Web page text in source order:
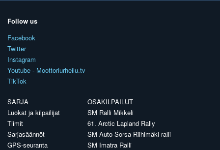
Follow us
Facebook
Twitter
Instagram
Youtube - Moottoriurheilu.tv
TikTok
SARJA
Luokat ja kilpailijat
Tiimit
Sarjasäännöt
GPS-seuranta
OSAKILPAILUT
SM Ralli Mikkeli
61. Arctic Lapland Rally
SM Auto Sorsa Riihimäki-ralli
SM Imatra Ralli